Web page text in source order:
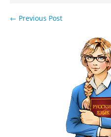
← Previous Post